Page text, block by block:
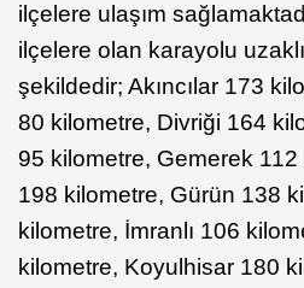
ilçelere ulaşım
ilçelere olan karayolu
şekildedir; Akıncılar 173
80 kilometre, Divriği 164
95 kilometre, Gemerek
198 kilometre, Gürün 138
kilometre, İmranlı 106
kilometre, Koyulhisar 180